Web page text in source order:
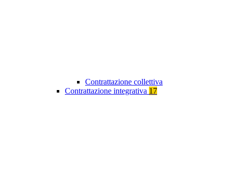
Contrattazione collettiva
Contrattazione integrativa 17